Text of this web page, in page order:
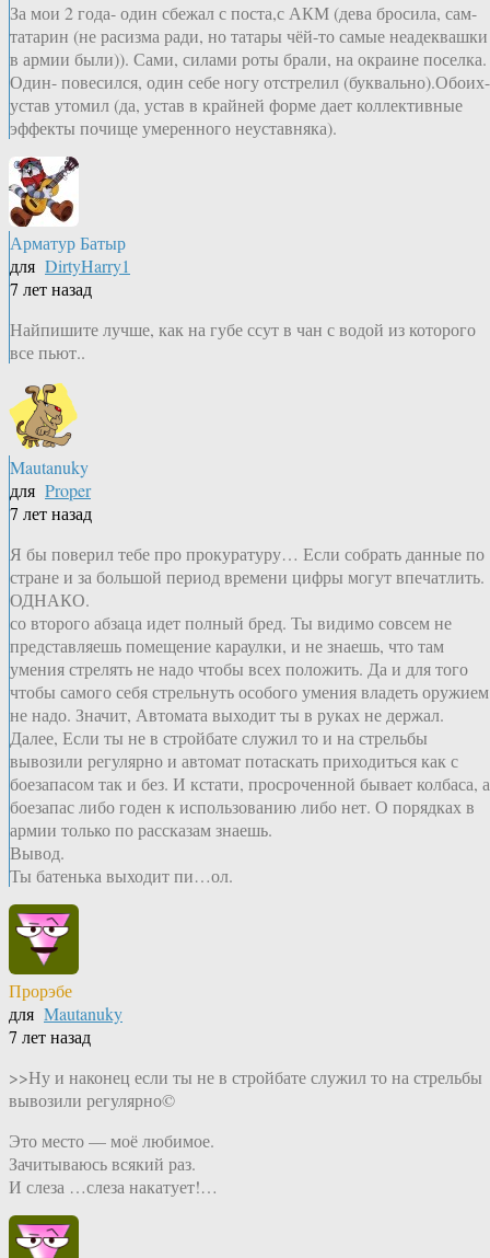
За мои 2 года- один сбежал с поста,с АКМ (дева бросила, сам-
татарин (не расизма ради, но татары чёй-то самые неадеквашки
в армии были)). Сами, силами роты брали, на окраине поселка.
Один- повесился, один себе ногу отстрелил (буквально).Обоих-
устав утомил (да, устав в крайней форме дает коллективные
эффекты почище умеренного неуставняка).
Арматур Батыр
для DirtyHarry1
7 лет назад
Найпишите лучше, как на губе ссут в чан с водой из которого
все пьют..
Mautanuky
для Proper
7 лет назад
Я бы поверил тебе про прокуратуру… Если собрать данные по
стране и за большой период времени цифры могут впечатлить.
ОДНАКО.
со второго абзаца идет полный бред. Ты видимо совсем не
представляешь помещение караулки, и не знаешь, что там
умения стрелять не надо чтобы всех положить. Да и для того
чтобы самого себя стрельнуть особого умения владеть оружием
не надо. Значит, Автомата выходит ты в руках не держал.
Далее, Если ты не в стройбате служил то и на стрельбы
вывозили регулярно и автомат потаскать приходиться как с
боезапасом так и без. И кстати, просроченной бывает колбаса, а
боезапас либо годен к использованию либо нет. О порядках в
армии только по рассказам знаешь.
Вывод.
Ты батенька выходит пи…ол.
Прорэбе
для Mautanuky
7 лет назад
>>Ну и наконец если ты не в стройбате служил то на стрельбы
вывозили регулярно©
Это место — моё любимое.
Зачитываюсь всякий раз.
И слеза …слеза накатует!…